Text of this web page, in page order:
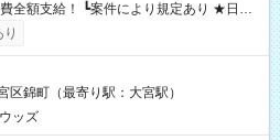
┗働いたその日に現金GET♪ お仕事後はコ
き落とせます！ 【試用期間】試
区錦町（最寄り駅：大宮駅）
ッズ